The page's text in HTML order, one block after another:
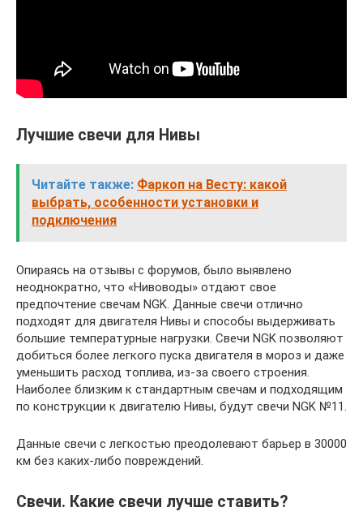
Лучшие свечи для Нивы
Читайте также: Фаркоп на Весту: какой
выбрать, особенности установки и
подключения
Опираясь на отзывы с форумов, было выявлено
неоднократно, что «Нивоводы» отдают свое
предпочтение свечам NGK. Данные свечи отлично
подходят для двигателя Нивы и способы выдерживать
большие температурные нагрузки. Свечи NGK позволяют
добиться более легкого пуска двигателя в мороз и даже
уменьшить расход топлива, из-за своего строения.
Наиболее близким к стандартным свечам и подходящим
по конструкции к двигателю Нивы, будут свечи NGK №11.
Данные свечи с легкостью преодолевают барьер в 30000
км без каких-либо повреждений.
Свечи. Какие свечи лучше ставить?